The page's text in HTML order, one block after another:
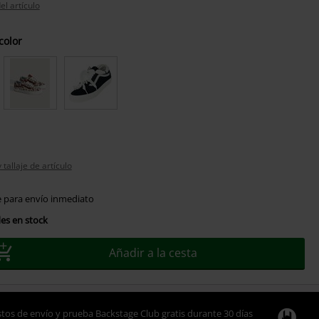
artículo
tallaje de artículo
para envío inmediato
en stock
Añadir a la cesta
de envío y prueba Backstage Club gratis durante 30 días